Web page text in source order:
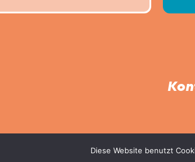
Diese Website benutzt